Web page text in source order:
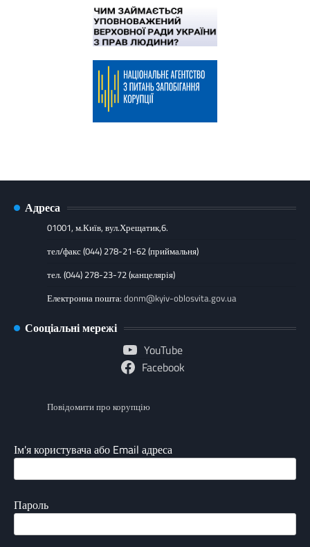
Адреса
01001, м.Київ, вул.Хрещатик,6.
тел/факс (044) 278-21-62 (приймальня)
тел. (044) 278-23-72 (канцелярія)
Електронна пошта: donm@kyiv-oblosvita.gov.ua
Сооціальні мережі
YouTube
Facebook
Повідомити про корупцію
Ім'я користувача або Email адреса
Пароль